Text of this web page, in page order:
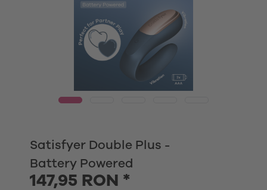
Satisfyer Double Plus -
Battery Powered
147,95 RON *